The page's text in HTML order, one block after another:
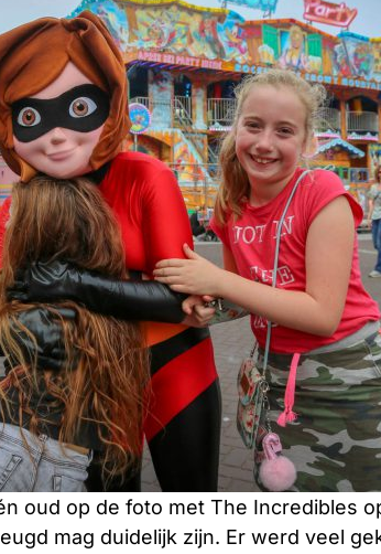
oud op de foto met The Incredibles
mag duidelijk zijn. Er werd veel